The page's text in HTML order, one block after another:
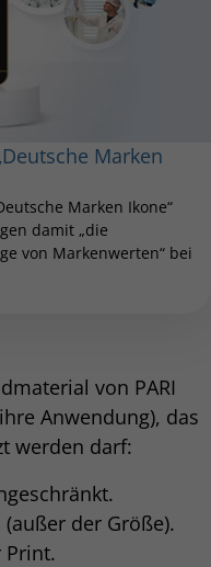
Marken
Marken Ikone“
damit „die
von Markenwerten“ bei
von PARI
Anwendung), das
werden darf:
der Größe).
Print.